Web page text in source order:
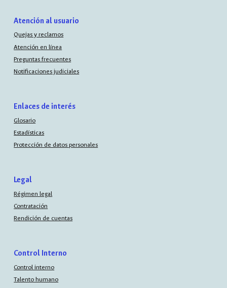
Atención al usuario
Quejas y reclamos
Atención en línea
Preguntas frecuentes
Notificaciones judiciales
Enlaces de interés
Glosario
Estadísticas
Protección de datos personales
Legal
Régimen legal
Contratación
Rendición de cuentas
Control Interno
Control interno
Talento humano